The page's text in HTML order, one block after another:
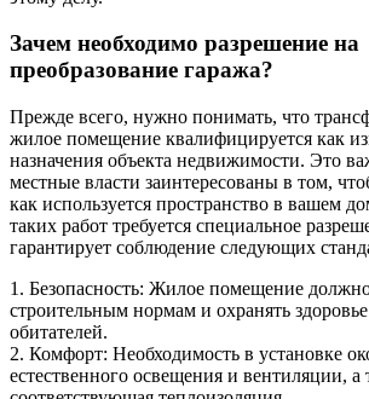
Зачем необходимо разрешение на
преобразование гаража?
Прежде всего, нужно понимать, что
жилое помещение квалифицируется как
назначения объекта недвижимости. Это
местные власти заинтересованы в том,
как используется пространство в вашем
таких работ требуется специальное
гарантирует соблюдение следующих
1. Безопасность: Жилое помещение должно
строительным нормам и охранять
обитателей.
2. Комфорт: Необходимость в установке
естественного освещения и вентиляции, а